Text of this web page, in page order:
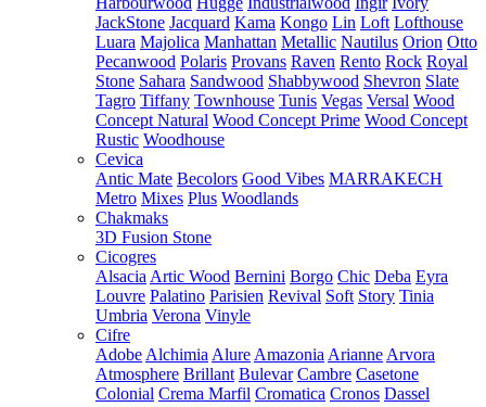
JackStone Jacquard Kama Kongo Lin Loft Lofthouse
Luara Majolica Manhattan Metallic Nautilus Orion Otto
Pecanwood Polaris Provans Raven Rento Rock Royal
Stone Sahara Sandwood Shabbywood Shevron Slate
Tagro Tiffany Townhouse Tunis Vegas Versal Wood
Concept Natural Wood Concept Prime Wood Concept
Rustic Woodhouse
Cevica
Antic Mate Becolors Good Vibes MARRAKECH
Metro Mixes Plus Woodlands
Chakmaks
3D Fusion Stone
Cicogres
Alsacia Artic Wood Bernini Borgo Chic Deba Eyra
Louvre Palatino Parisien Revival Soft Story Tinia
Umbria Verona Vinyle
Cifre
Adobe Alchimia Alure Amazonia Arianne Arvora
Atmosphere Brillant Bulevar Cambre Casetone
Colonial Crema Marfil Cromatica Cronos Dassel